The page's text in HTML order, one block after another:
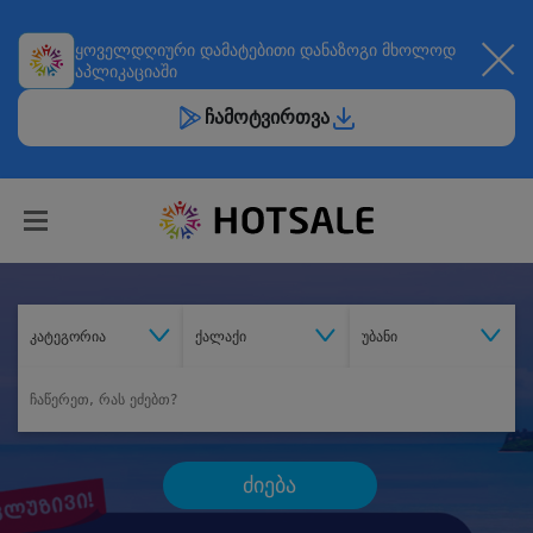
ყოველდღიური დამატებითი დანაზოგი მხოლოდ
აპლიკაციაში
ჩამოტვირთვა
კატეგორია ქალაქი უბანი
ძიება